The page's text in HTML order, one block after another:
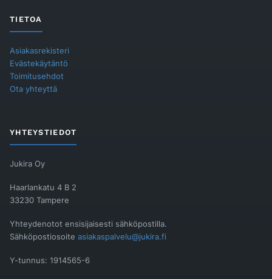
TIETOA
Asiakasrekisteri
Evästekäytäntö
Toimitusehdot
Ota yhteyttä
YHTEYSTIEDOT
Jukira Oy
Haarlankatu 4 B 2
33230 Tampere
Yhteydenotot ensisijaisesti sähköpostilla.
Sähköpostiosoite asiakaspalvelu@jukira.fi
Y-tunnus: 1914565-6